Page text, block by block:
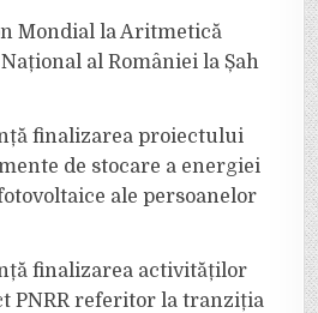
Mondial la Aritmetică
al României la Șah
finalizarea proiectului
de stocare a energiei
ale persoanelor
finalizarea activităților
PNRR referitor la tranziția